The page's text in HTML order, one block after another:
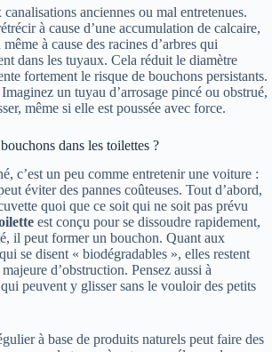
anciennes ou mal entretenues.
à cause d’une accumulation de calcaire,
à cause des racines d’arbres qui
dans les tuyaux. Cela réduit le diamètre
fortement le risque de bouchons persistants.
un tuyau d’arrosage pincé ou obstrué,
même si elle est poussée avec force.
dans les toilettes ?
c’est un peu comme entretenir une voiture :
éviter des pannes coûteuses. Tout d’abord,
quoi que ce soit qui ne soit pas prévu
est conçu pour se dissoudre rapidement,
il peut former un bouchon. Quant aux
se disent « biodégradables », elles restent
d’obstruction. Pensez aussi à
peuvent y glisser sans le vouloir des petits
à base de produits naturels peut faire des